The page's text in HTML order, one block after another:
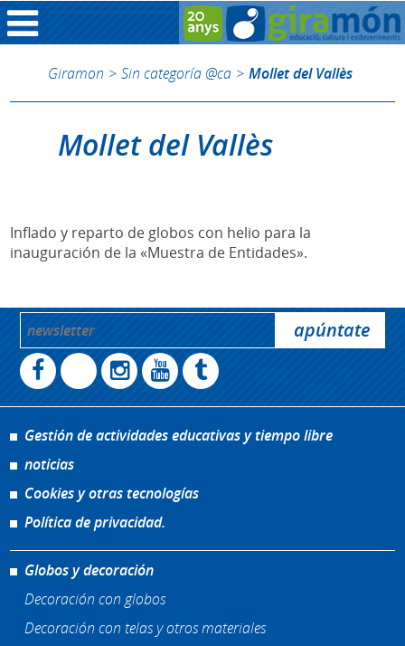
Giramon > Sin categoría @ca > Mollet del Vallès
Mollet del Vallès
Inflado y reparto de globos con helio para la
inauguración de la «Muestra de Entidades».
Gestión de actividades educativas y tiempo libre
noticias
Cookies y otras tecnologías
Política de privacidad.
Globos y decoración
Decoración con globos
Decoración con telas y otros materiales